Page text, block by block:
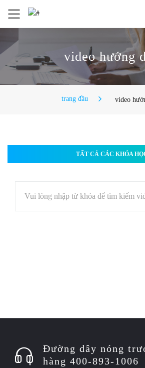
video hướng
trang đầu video
TẤT CẢ CÁC KHÓA
Vui lòng nhập từ khóa để tìm kiếm
Đường dây nóng
hàng 400-893-1006